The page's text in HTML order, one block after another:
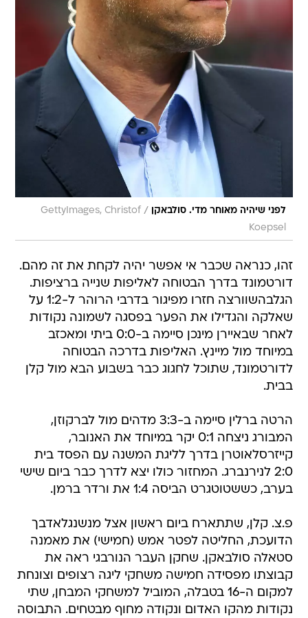
לפני שיהיה מאוחר מדי. סולבאקן /
GettyImages, Christof
Koepsel
זהו, כנראה שכבר אי אפשר יהיה לקחת את זה מהם.
דורטמונד בדרך הבטוחה לאליפות שנייה ברציפות.
הגלבהשוורצה חזרו מפיגור בדרבי הרוהר ל-1:2 על
שאלקה והגדילו את הפער בפסגה לשמונה נקודות
לאחר שבאיירן מינכן סיימה ב-0:0 ביתי ומאכזב
במיוחד מול מיינץ. האליפות בדרכה הבטוחה
לדורטמונד, שתוכל לחגוג כבר בשבוע הבא מול קלן
בבית.
הרטה ברלין סיימה ב-3:3 מדהים מול לברקוזן,
המבורג ניצחה 0:1 יקר במיוחד את האנובר,
קייזרסלאוטרן בדרך לליגת המשנה עם הפסד בית
2:0 לנירנברג. המחזור כולו יצא לדרך כבר ביום שישי
בערב, כששטוטגרט הביסה 1:4 את ורדר ברמן.
פ.צ. קלן, שתתארח ביום ראשון אצל מנשנגלאדבך
הדועכת, החליטה לפטר אמש (חמישי) את מאמנה
סטאלה סולבאקן. שחקן העבר הנורבגי ראה את
קבוצתו מפסידה חמישה משחקי ליגה רצופים וצונחת
למקום ה-16 בטבלה, המוביל למשחקי המבחן, שתי
נקודות מהקו האדום ונקודה מחוף מבטחים. התבוסה